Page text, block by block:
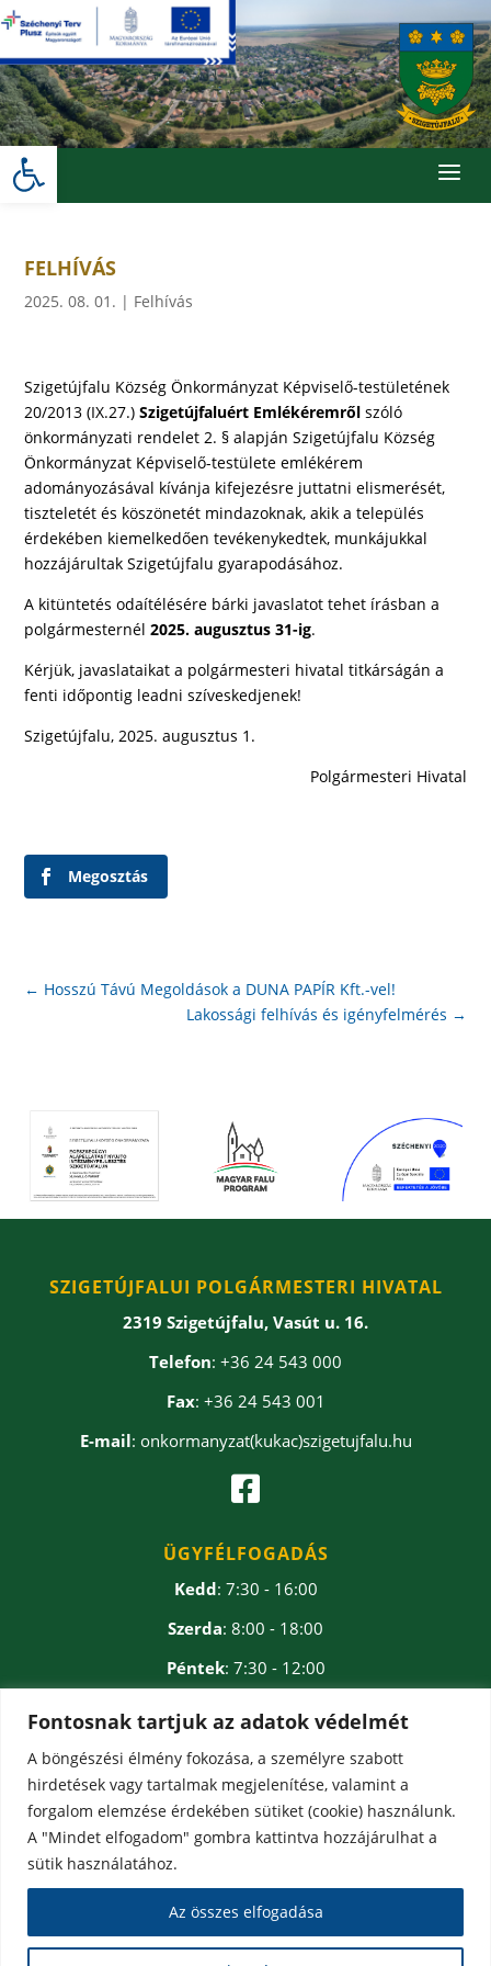
Skip
to
content
Eszköztár megnyitása
Fontosnak tartjuk az adatok védelmét
A böngészési élmény fokozása, a személyre szabott
hirdetések vagy tartalmak megjelenítése, valamint a
forgalom elemzése érdekében sütiket (cookie) használunk.
A "Mindet elfogadom" gombra kattintva hozzájárulhat a
sütik használatához.
Az összes elfogadása
a
FELHÍVÁS
2025. 08. 01. | Felhívás
Szigetújfalu Község Önkormányzat Képviselő-testületének
20/2013 (IX.27.)Szigetújfaluért Emlékéremről szóló
önkormányzati rendelet 2. § alapján Szigetújfalu Község
Önkormányzat Képviselő-testülete emlékérem
adományozásával kívánja kifejezésre juttatni elismerését,
tiszteletét és köszönetét mindazoknak, akik a település
érdekében kiemelkedően tevékenykedtek, munkájukkal
hozzájárultak Szigetújfalu gyarapodásához.
A kitüntetés odaítélésére bárki javaslatot tehet írásban a
polgármesternél2025. augusztus 31-ig.
Kérjük, javaslataikat a polgármesteri hivatal titkárságán a
fenti időpontig leadni szíveskedjenek!
Szigetújfalu, 2025. augusztus 1.
Polgármesteri Hivatal
Megosztás
← Hosszú Távú Megoldások a DUNA PAPÍR Kft.-vel!
Lakossági felhívás és igényfelmérés →
SZIGETÚJFALUI POLGÁRMESTERI HIVATAL
2319 Szigetújfalu, Vasút u. 16.
Telefon: +36 24 543 000
Fax: +36 24 543 001
E-mail: onkormanyzat(kukac)szigetujfalu.hu

ÜGYFÉLFOGADÁS
Kedd: 7:30 - 16:00
Szerda: 8:00 - 18:00
Péntek: 7:30 - 12:00